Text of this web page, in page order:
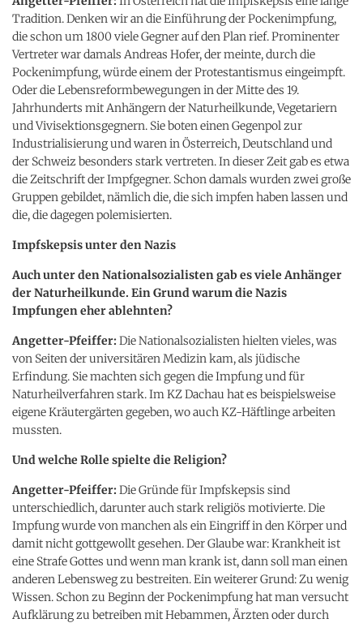
Tradition. Denken wir an die Einführung der Pockenimpfung,
die schon um 1800 viele Gegner auf den Plan rief. Prominenter
Vertreter war damals Andreas Hofer, der meinte, durch die
Pockenimpfung, würde einem der Protestantismus eingeimpft.
Oder die Lebensreformbewegungen in der Mitte des 19.
Jahrhunderts mit Anhängern der Naturheilkunde, Vegetariern
und Vivisektionsgegnern. Sie boten einen Gegenpol zur
Industrialisierung und waren in Österreich, Deutschland und
der Schweiz besonders stark vertreten. In dieser Zeit gab es etwa
die Zeitschrift der Impfgegner. Schon damals wurden zwei große
Gruppen gebildet, nämlich die, die sich impfen haben lassen und
die, die dagegen polemisierten.
Impfskepsis unter den Nazis
Auch unter den Nationalsozialisten gab es viele Anhänger
der Naturheilkunde. Ein Grund warum die Nazis
Impfungen eher ablehnten?
Angetter-Pfeiffer:Die Nationalsozialisten hielten vieles, was
von Seiten der universitären Medizin kam, als jüdische
Erfindung. Sie machten sich gegen die Impfung und für
Naturheilverfahren stark. Im KZ Dachau hat es beispielsweise
eigene Kräutergärten gegeben, wo auch KZ-Häftlinge arbeiten
mussten.
Und welche Rolle spielte die Religion?
Angetter-Pfeiffer:Die Gründe für Impfskepsis sind
unterschiedlich, darunter auch stark religiös motivierte. Die
Impfung wurde von manchen als ein Eingriff in den Körper und
damit nicht gottgewollt gesehen. Der Glaube war: Krankheit ist
eine Strafe Gottes und wenn man krank ist, dann soll man einen
anderen Lebensweg zu bestreiten. Ein weiterer Grund: Zu wenig
Wissen. Schon zu Beginn der Pockenimpfung hat man versucht
Aufklärung zu betreiben mit Hebammen, Ärzten oder durch